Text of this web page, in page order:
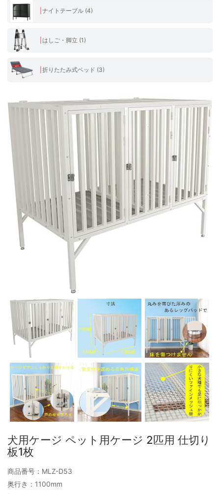
ナイトテーブル (4)
はしご・脚立 (1)
折りたたみ式ベッド (3)
犬用ケージ ペット用ケージ 2匹用 仕切り
板1枚
商品番号：MLZ-D53
奥行き：1100mm